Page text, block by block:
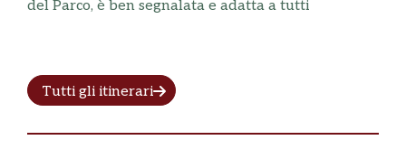
del Parco, è ben segnalata e adatta a tutti
Tutti gli itinerari